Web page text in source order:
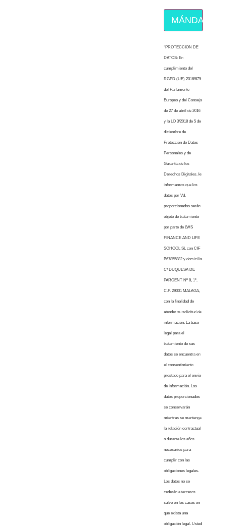
MÁNDAME
“PROTECCION DE
DATOS: En
cumplimiento del
RGPD (UE) 2016/679
del Parlamento
Europeo y del Consejo
de 27 de abril de 2016
y la LO 3/2018 de 5 de
diciembre de
Protección de Datos
Personales y de
Garantía de los
Derechos Digitales, le
informamos que los
datos por Vd.
proporcionados serán
objeto de tratamiento
por parte de LWS
FINANCE AND LIFE
SCHOOL SL con CIF
B67855882 y domicilio
C/ DUQUESA DE
PARCENT Nº 8, 1º,
C.P. 29001 MALAGA,
con la finalidad de
atender su solicitud de
información. La base
legal para el
tratamiento de sus
datos se encuentra en
el consentimiento
prestado para el envío
de información. Los
datos proporcionados
se conservarán
mientras se mantenga
la relación contractual
o durante los años
necesarios para
cumplir con las
obligaciones legales.
Los datos no se
cederán a terceros
salvo en los casos en
que exista una
obligación legal. Usted